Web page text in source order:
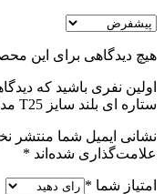
هیچ دیدگاهی برای این
اولین نفری باشید که
ستاره ای بلند سایز T25 مدل GENIUS 582225L برند جنیوس”
نشانی ایمیل شما منتشر
علامت‌گذاری شده‌اند *
امتیاز شما *